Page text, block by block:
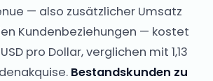
— also zusätzlicher Umsatz
Kundenbeziehungen — kostet
pro Dollar, verglichen mit 1,13
Bestandskunden zu